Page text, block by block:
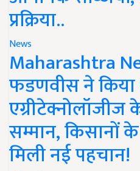
प्रक्रिया..
News
Maharashtra
फडणवीस ने किया
सम्मान, किसानों
मिली नई पहचान!